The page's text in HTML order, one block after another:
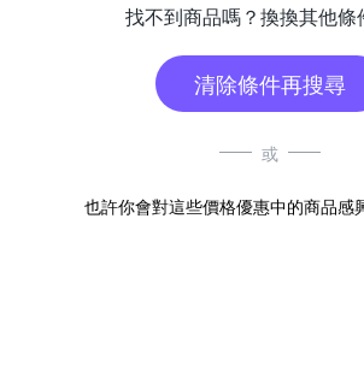
找不到商品嗎？換換其他條
清除條件再搜尋
或
也許你會對這些價格優惠中的商品感